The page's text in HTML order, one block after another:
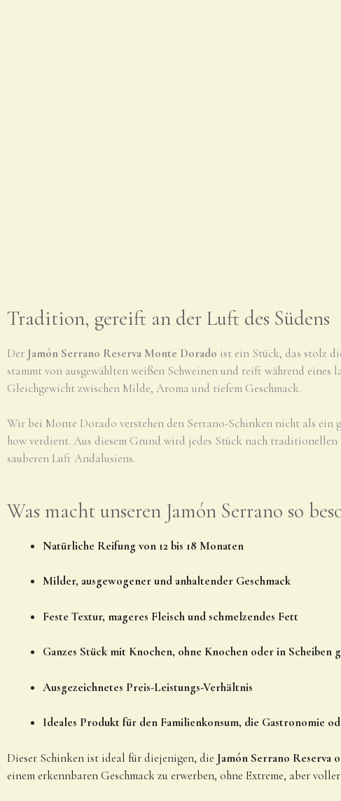
Tradition, gereift an der Luft des Südens
Der Jamón Serrano Reserva Monte Dorado ist ein Stück, das stolz
stammt von ausgewählten weißen Schweinen und reift während eines
Gleichgewicht zwischen Milde, Aroma und tiefem Geschmack.
Wir bei Monte Dorado verstehen den Serrano-Schinken nicht als
how verdient. Aus diesem Grund wird jedes Stück nach
sauberen Luft Andalusiens.
Was macht unseren Jamón Serrano so
Natürliche Reifung von 12 bis 18 Monaten
Milder, ausgewogener und anhaltender Geschmack
Feste Textur, mageres Fleisch und schmelzendes Fett
Ganzes Stück mit Knochen, ohne Knochen oder in Scheiben
Ausgezeichnetes Preis-Leistungs-Verhältnis
Ideales Produkt für den Familienkonsum, die Gastronomie
Dieser Schinken ist ideal für diejenigen, die Jamón Serrano Reserva
einem erkennbaren Geschmack zu erwerben, ohne Extreme, aber